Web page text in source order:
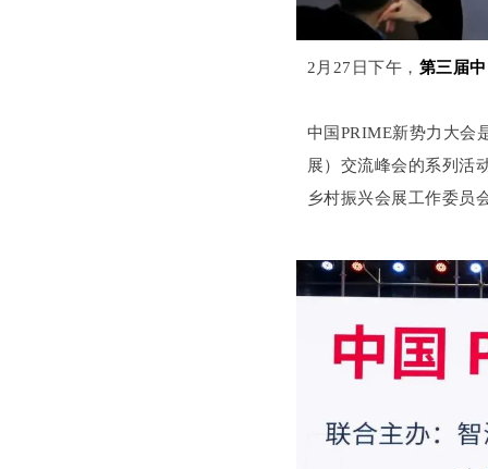
2月27日下午， 第三届
中国PRIME新势力大会
展）交流峰会的系列活
乡村振兴会展工作委员